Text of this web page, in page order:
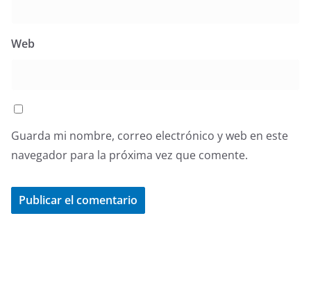
Web
Guarda mi nombre, correo electrónico y web en este
navegador para la próxima vez que comente.